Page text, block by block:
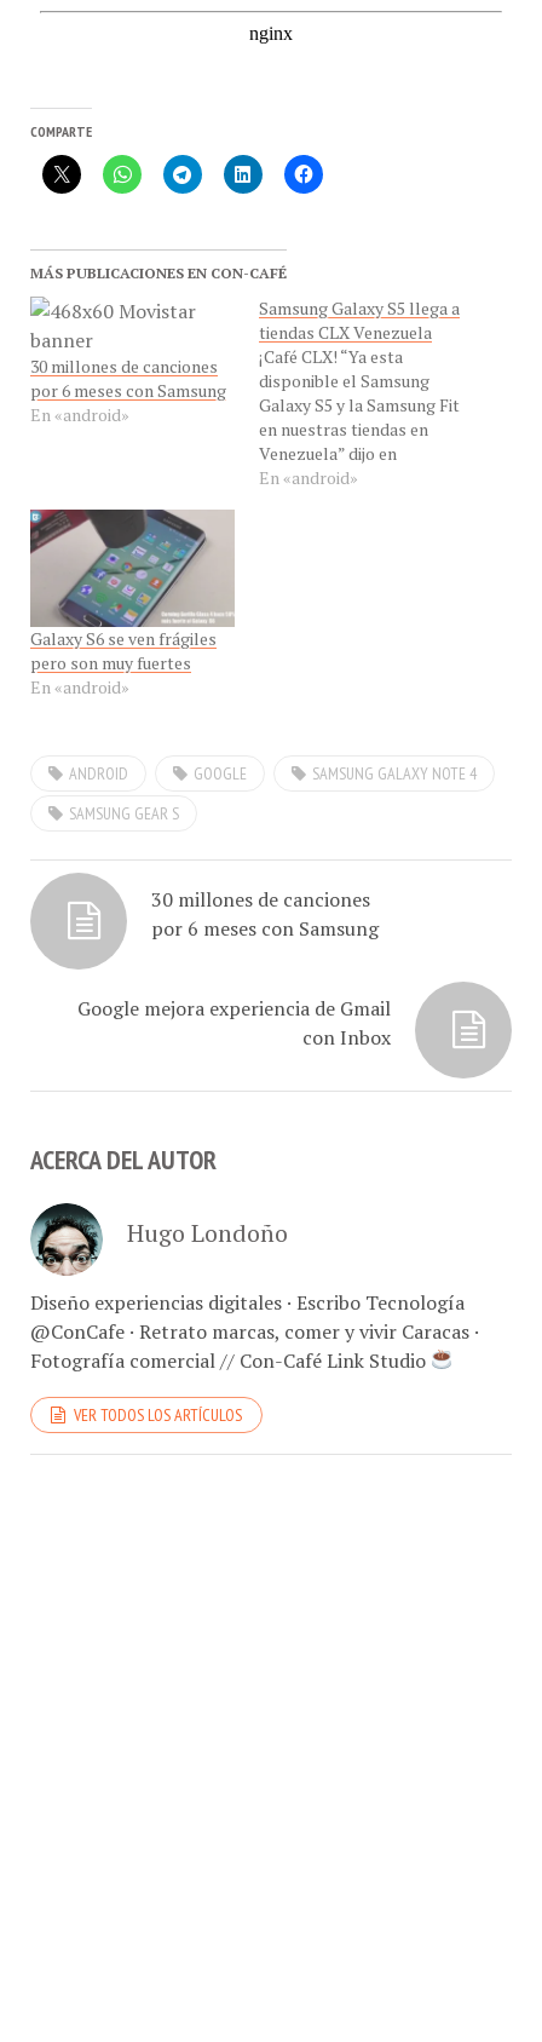
COMPARTE
MÁS PUBLICACIONES EN CON-CAFÉ
30 millones de canciones
por 6 meses con Samsung
En «android»
tiendas CLX Venezuela
¡Café CLX! “Ya esta
disponible el Samsung
Galaxy S5 y la Samsung Fit
en nuestras tiendas en
Venezuela” dijo en
exclusiva a Con-Cafe, la
Lic. María Gabriela López
En «android»
Galaxy S6 se ven frágiles
pero son muy fuertes
En «android»
por 6 meses con Samsung
con Inbox
ACERCA DEL AUTOR
@ConCafe · Retrato marcas, comer y vivir Caracas ·
Fotografía comercial // Con-Café Link Studio
VER TODOS LOS ARTÍCULOS